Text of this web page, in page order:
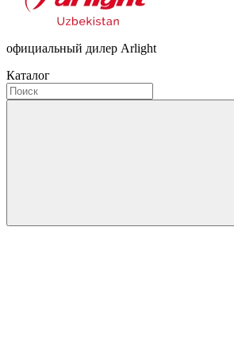
официальный дилер Arlight
Каталог